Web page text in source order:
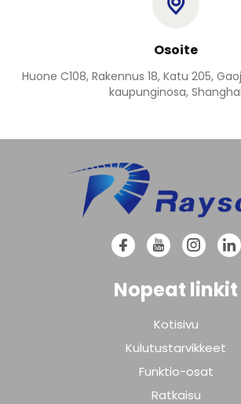
Osoite
Huone C108, Rakennus 18, Katu 205,
kaupunginosa, Shanghai
Nopeat linkit
Kotisivu
Kulutustarvikkeet
Funktio-osat
Ratkaisu